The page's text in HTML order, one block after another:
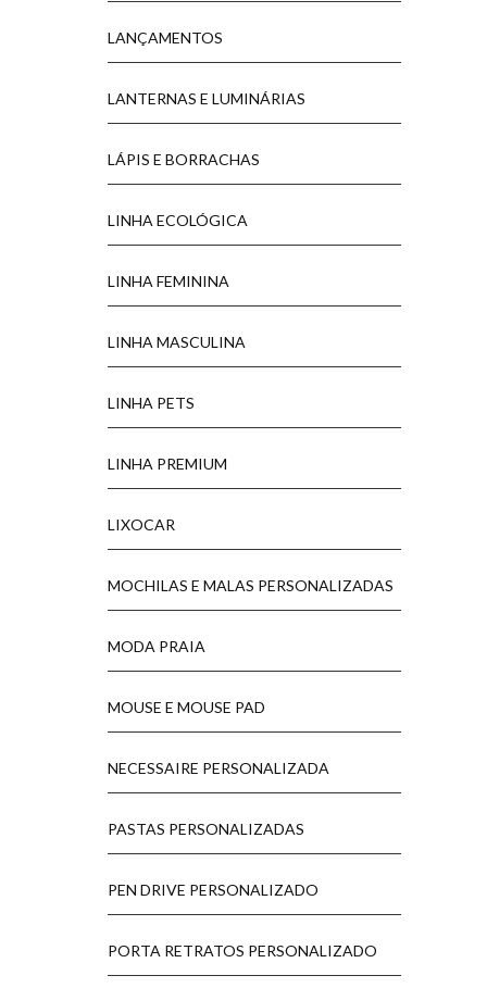
LANÇAMENTOS
LANTERNAS E LUMINÁRIAS
LÁPIS E BORRACHAS
LINHA ECOLÓGICA
LINHA FEMININA
LINHA MASCULINA
LINHA PETS
LINHA PREMIUM
LIXOCAR
MOCHILAS E MALAS PERSONALIZADAS
MODA PRAIA
MOUSE E MOUSE PAD
NECESSAIRE PERSONALIZADA
PASTAS PERSONALIZADAS
PEN DRIVE PERSONALIZADO
PORTA RETRATOS PERSONALIZADO